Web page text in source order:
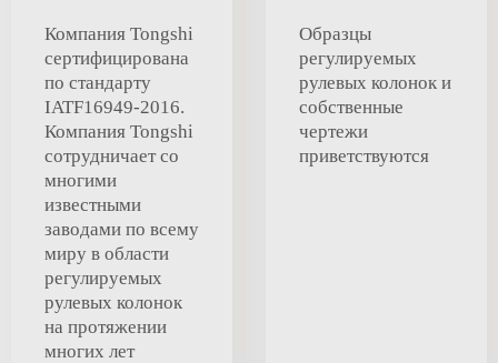
Компания Tongshi
сертифицирована
по стандарту
IATF16949-2016.
Компания Tongshi
сотрудничает со
многими
известными
заводами по всему
миру в области
регулируемых
рулевых колонок
на протяжении
многих лет
Образцы
регулируемых
рулевых колонок и
собственные
чертежи
приветствуются